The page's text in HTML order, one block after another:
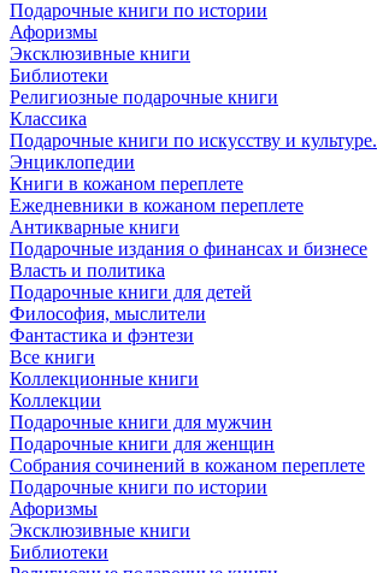
Подарочные книги по истории
Афоризмы
Эксклюзивные книги
Библиотеки
Религиозные подарочные книги
Классика
Подарочные книги по искусству и культуре.
Энциклопедии
Книги в кожаном переплете
Ежедневники в кожаном переплете
Антикварные книги
Подарочные издания о финансах и бизнесе
Власть и политика
Подарочные книги для детей
Философия, мыслители
Фантастика и фэнтези
Все книги
Коллекционные книги
Коллекции
Подарочные книги для мужчин
Подарочные книги для женщин
Собрания сочинений в кожаном переплете
Подарочные книги по истории
Афоризмы
Эксклюзивные книги
Библиотеки